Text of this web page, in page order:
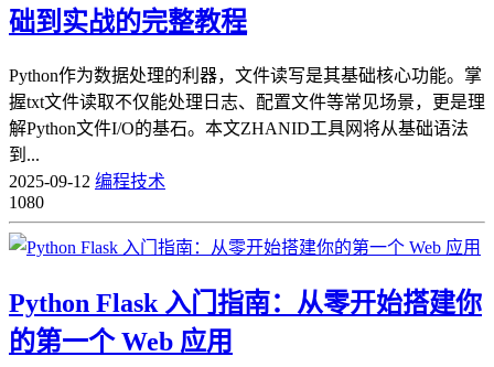
础到实战的完整教程
Python作为数据处理的利器，文件读写是其基础核心功能。掌
握txt文件读取不仅能处理日志、配置文件等常见场景，更是理
解Python文件I/O的基石。本文ZHANID工具网将从基础语法
到...
2025-09-12 编程技术
1080
Python Flask 入门指南：从零开始搭建你
的第一个 Web 应用